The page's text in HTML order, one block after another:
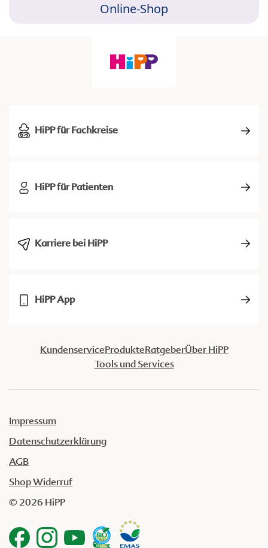
Online-Shop
HiPP für Fachkreise
HiPP für Patienten
Karriere bei HiPP
HiPP App
KundenserviceProdukteRatgeberÜber HiPP
Tools und Services
Impressum
Datenschutzerklärung
AGB
Shop Widerruf
© 2026 HiPP